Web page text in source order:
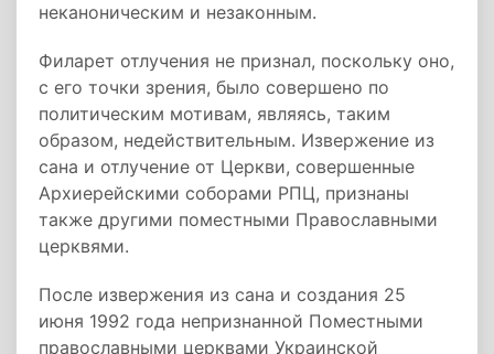
неканоническим и незаконным.
Филарет отлучения не признал, поскольку оно,
с его точки зрения, было совершено по
политическим мотивам, являясь, таким
образом, недействительным. Извержение из
сана и отлучение от Церкви, совершенные
Архиерейскими соборами РПЦ, признаны
также другими поместными Православными
церквями.
После извержения из сана и создания 25
июня 1992 года непризнанной Поместными
православными церквами Украинской